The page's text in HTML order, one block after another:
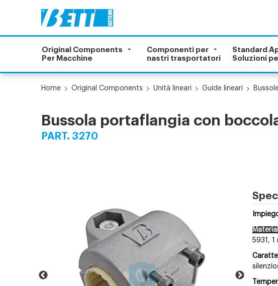
Original Components
Per Macchine
Componenti per
nastri trasportatori
Standard
Soluzioni
Home Original Components Unità lineari Guide lineari
Bussola portaflangia con
PART. 3270
5931,